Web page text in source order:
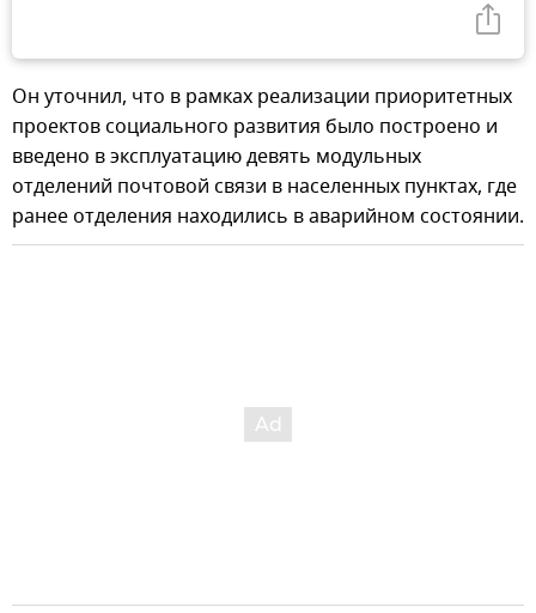
Он уточнил, что в рамках реализации приоритетных
проектов социального развития было построено и
введено в эксплуатацию девять модульных
отделений почтовой связи в населенных пунктах, где
ранее отделения находились в аварийном состоянии.